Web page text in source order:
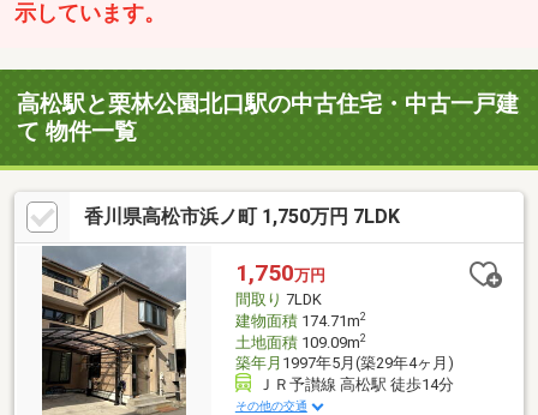
示しています。
高松駅と栗林公園北口駅の中古住宅・中古一戸建
て 物件一覧
香川県高松市浜ノ町 1,750万円 7LDK
1,750万円
間取り 7LDK
建物面積174.71m2
土地面積109.09m2
築年月 1997年5月(築29年4ヶ月)
ＪＲ予讃線 高松駅 徒歩14分
その他の交通